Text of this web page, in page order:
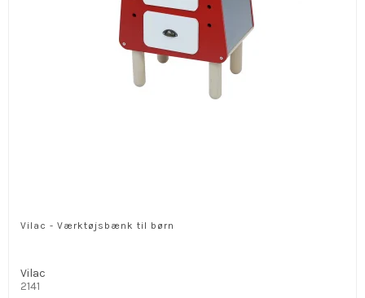
Vilac - Værktøjsbænk til børn
Vilac
2141